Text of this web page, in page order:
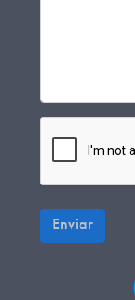
Enviar